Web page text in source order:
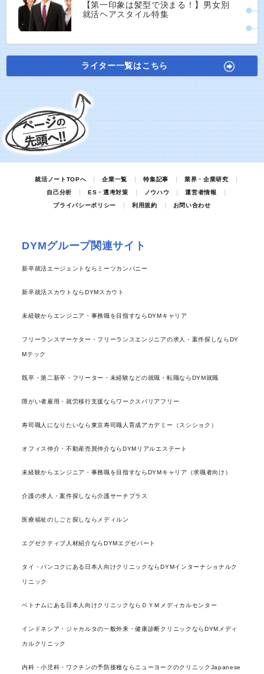
【第一印象は髪型で決まる！】男女別
就活ヘアスタイル特集
ライター一覧はこちら
就活ノートTOPへ 企業一覧 特集記事
業界・企業研究
自己分析
ES・選考対策 ノウハウ
運営者情報
プライバシーポリシー
利用規約 お問い合わせ
DYMグループ関連サイト
新卒就活エージェントならミーツカンパニー
新卒就活スカウトならDYMスカウト
未経験からエンジニア・事務職を目指すならDYMキャリア
フリーランスマーケター・フリーランスエンジニアの求人・案件探しならDY
Mテック
既卒・第二新卒・フリーター・未経験などの就職・転職ならDYM就職
障がい者雇用・就労移行支援ならワークスバリアフリー
寿司職人になりたいなら東京寿司職人育成アカデミー（スシショク）
オフィス仲介・不動産売買仲介ならDYMリアルエステート
未経験からエンジニア・事務職を目指すならDYMキャリア（求職者向け）
介護の求人・案件探しなら介護サーチプラス
医療福祉のしごと探しならメディルン
エグゼクティブ人材紹介ならDYMエグゼパート
タイ・バンコクにある日本人向けクリニックならDYMインターナショナルク
リニック
ベトナムにある日本人向けクリニックならＤＹＭメディカルセンター
インドネシア・ジャカルタの一般外来・健康診断クリニックならDYMメディ
カルクリニック
内科・小児科・ワクチンの予防接種ならニューヨークのクリニックJapanese